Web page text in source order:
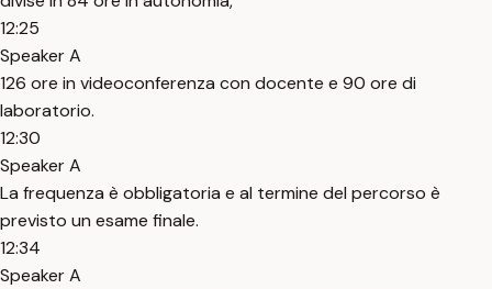
12:25
Speaker A
126 ore in videoconferenza con docente e 90 ore di
laboratorio.
12:30
Speaker A
La frequenza è obbligatoria e al termine del percorso è
previsto un esame finale.
12:34
Speaker A